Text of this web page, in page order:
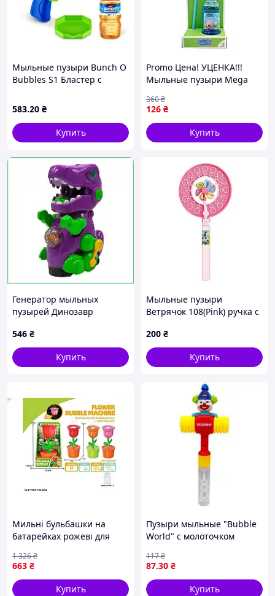
Мыльные пузыри Bunch O
Bubbles S1 Бластер с
(11347) MDR
583.20 ₴
Купить
Promo Цена! УЦЕНКА!!!
Мыльные пузыри Mega
200178-UC 450 мл - только
на ZaGrosh.com.ua
126 ₴
360₴
Купить
Генератор мыльных
пузырей Динозавр
движение фиолетовый для
улицы развивающий НЧ
546 ₴
Купить
Мыльные пузыри
Ветрячок 108(Pink) ручка с
мл
200 ₴
Купить
Мильні бульбашки на
батарейках рожеві для
создания мыльных
пузырей
663 ₴
1 326₴
Купить
Пузыри мыльные "Bubble
World" с молоточком
87.30 ₴
117₴
Купить